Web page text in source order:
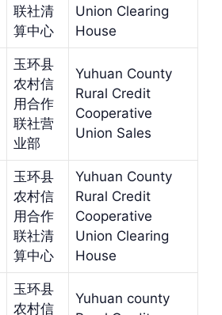
联社清
算中心
Union Clearing
House
玉环县
农村信
用合作
联社营
业部
Yuhuan County
Rural Credit
Cooperative
Union Sales
玉环县
农村信
用合作
联社清
算中心
Yuhuan County
Rural Credit
Cooperative
Union Clearing
House
玉环县
农村信
Yuhuan county